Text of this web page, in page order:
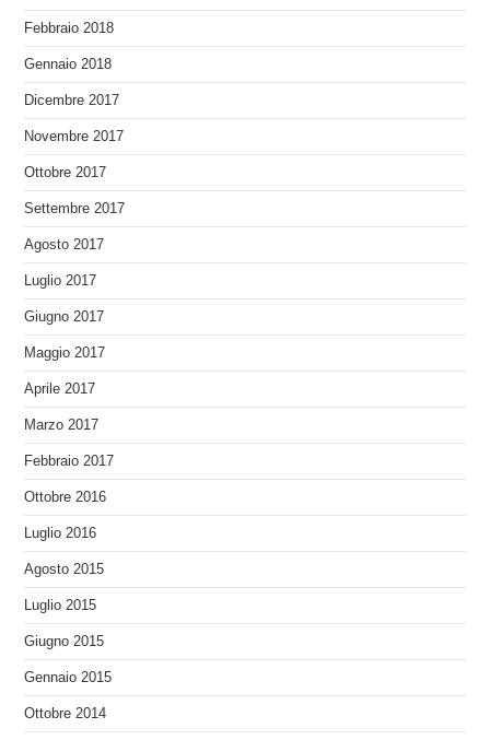
Febbraio 2018
Gennaio 2018
Dicembre 2017
Novembre 2017
Ottobre 2017
Settembre 2017
Agosto 2017
Luglio 2017
Giugno 2017
Maggio 2017
Aprile 2017
Marzo 2017
Febbraio 2017
Ottobre 2016
Luglio 2016
Agosto 2015
Luglio 2015
Giugno 2015
Gennaio 2015
Ottobre 2014